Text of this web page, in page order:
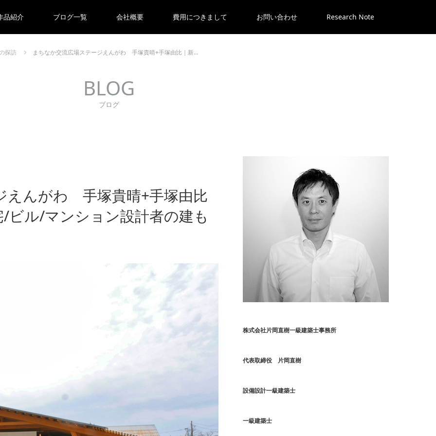
品紹介 ブログ一覧 会社概要 費用につきまして お問い合わせ Research Note
探訪 まちなか交流広場ステージえんがわ 手塚貴晴+手塚由比｜新…
BLOG
ブログ
えんがわ 手塚貴晴+手塚由比
ビル/マンション設計者の建も
株式会社片岡直樹一級建築士事務所
代表取締役 片岡直樹
設備設計一級建築士
一級建築士